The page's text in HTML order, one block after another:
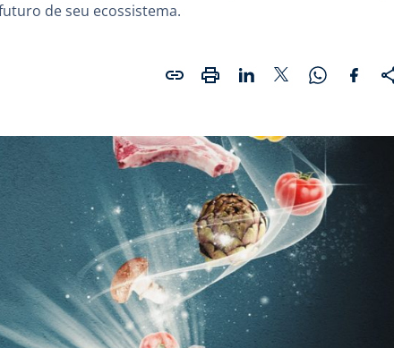
de seu ecossistema.